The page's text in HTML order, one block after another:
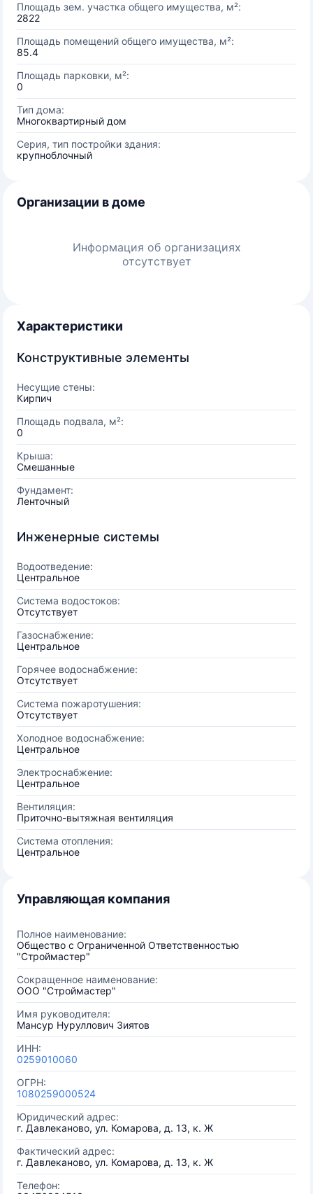
Площадь зем. участка общего имущества, м²:
2822
Площадь помещений общего имущества, м²:
85.4
Площадь парковки, м²:
0
Тип дома:
Многоквартирный дом
Серия, тип постройки здания:
крупноблочный
Организации в доме
Информация об организациях
отсутствует
Характеристики
Конструктивные элементы
Несущие стены:
Кирпич
Площадь подвала, м²:
0
Крыша:
Смешанные
Фундамент:
Ленточный
Инженерные системы
Водоотведение:
Центральное
Система водостоков:
Отсутствует
Газоснабжение:
Центральное
Горячее водоснабжение:
Отсутствует
Система пожаротушения:
Отсутствует
Холодное водоснабжение:
Центральное
Электроснабжение:
Центральное
Вентиляция:
Приточно-вытяжная вентиляция
Система отопления:
Центральное
Управляющая компания
Полное наименование:
Общество с Ограниченной Ответственностью
"Строймастер"
Сокращенное наименование:
ООО "Строймастер"
Имя руководителя:
Мансур Нуруллович Зиятов
ИНН:
0259010060
ОГРН:
1080259000524
Юридический адрес:
г. Давлеканово, ул. Комарова, д. 13, к. Ж
Фактический адрес:
г. Давлеканово, ул. Комарова, д. 13, к. Ж
Телефон: